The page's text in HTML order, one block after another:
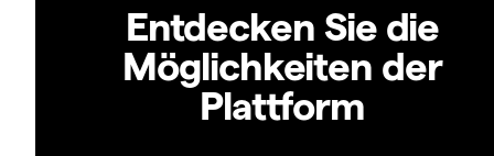
Entdecken Sie die
Möglichkeiten der
Plattform